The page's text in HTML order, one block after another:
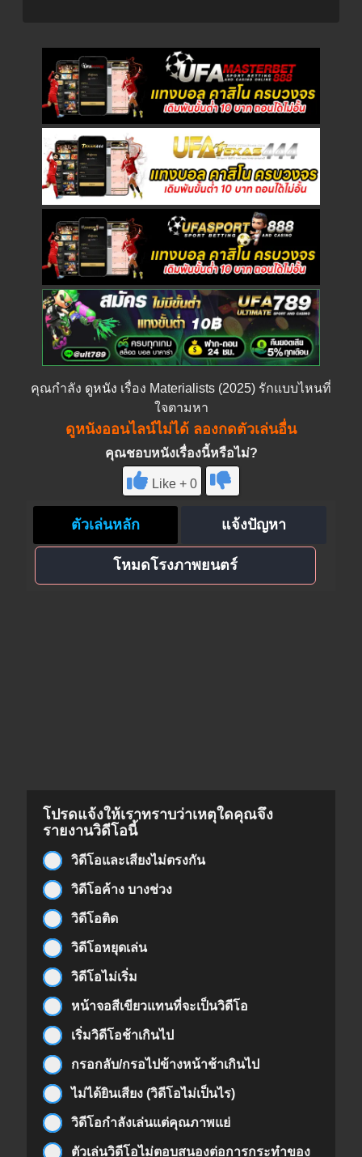
คุณกำลัง ดูหนัง เรื่อง Materialists (2025) รักแบบไหนที่
ใจตามหา
ดูหนังออนไลน์ไม่ได้ ลองกดตัวเล่นอื่น
คุณชอบหนังเรื่องนี้หรือไม่?
Like + 0
ตัวเล่นหลัก แจ้งปัญหา
โหมดโรงภาพยนตร์
โปรดแจ้งให้เราทราบว่าเหตุใดคุณจึง
รายงานวิดีโอนี้
วิดีโอและเสียงไม่ตรงกัน
วิดีโอค้าง บางช่วง
วิดีโอติด
วิดีโอหยุดเล่น
วิดีโอไม่เริ่ม
หน้าจอสีเขียวแทนที่จะเป็นวิดีโอ
เริ่มวิดีโอช้าเกินไป
กรอกลับ/กรอไปข้างหน้าช้าเกินไป
ไม่ได้ยินเสียง (วิดีโอไม่เป็นไร)
วิดีโอกำลังเล่นแต่คุณภาพแย่
ตัวเล่นวิดีโอไม่ตอบสนองต่อการกระทำของ